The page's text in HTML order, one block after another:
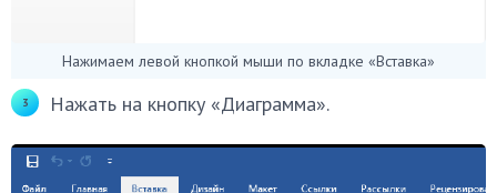
Нажимаем левой кнопкой мыши по вкладке «Вставка»
Нажать на кнопку «Диаграмма».